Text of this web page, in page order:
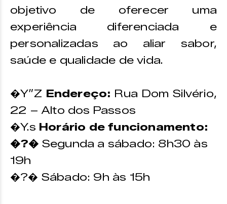
objetivo de oferecer uma
experiência diferenciada e
personalizadas ao aliar sabor,
saúde e qualidade de vida.
�Y”Z Endereço: Rua Dom Silvério,
22 – Alto dos Passos
�Y.s Horário de funcionamento:
�?� Segunda a sábado: 8h30 às
19h
�?� Sábado: 9h às 15h